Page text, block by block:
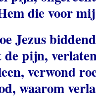
die voor
Jezus
de pijn,
verwond
waarom